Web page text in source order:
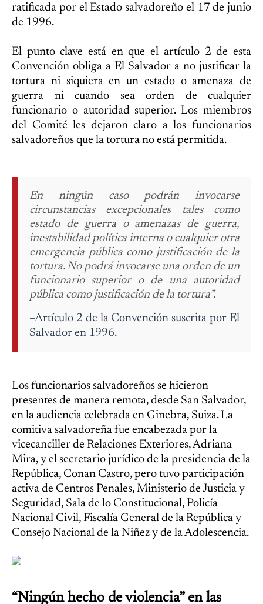
ratificada por el Estado salvadoreño el 17 de junio
de 1996.
El punto clave está en que el artículo 2 de esta
Convención obliga a El Salvador a no justificar la
tortura ni siquiera en un estado o amenaza de
guerra ni cuando sea orden de cualquier
funcionario o autoridad superior. Los miembros
del Comité les dejaron claro a los funcionarios
salvadoreños que la tortura no está permitida.
En ningún caso podrán invocarse
circunstancias excepcionales tales como
estado de guerra o amenazas de guerra,
inestabilidad política interna o cualquier otra
emergencia pública como justificación de la
tortura. No podrá invocarse una orden de un
funcionario superior o de una autoridad
pública como justificación de la tortura”.
–Artículo 2 de la Convención suscrita por El
Salvador en 1996.
Los funcionarios salvadoreños se hicieron
presentes de manera remota, desde San Salvador,
en la audiencia celebrada en Ginebra, Suiza. La
comitiva salvadoreña fue encabezada por la
vicecanciller de Relaciones Exteriores, Adriana
Mira, y el secretario jurídico de la presidencia de la
República, Conan Castro, pero tuvo participación
activa de Centros Penales, Ministerio de Justicia y
Seguridad, Sala de lo Constitucional, Policía
Nacional Civil, Fiscalía General de la República y
Consejo Nacional de la Niñez y de la Adolescencia.
“Ningún hecho de violencia” en las